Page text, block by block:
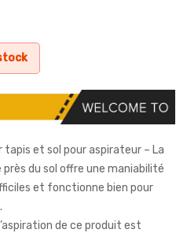
tapis et sol pour aspirateur – La
du sol offre une maniabilité
et fonctionne bien pour
de ce produit est